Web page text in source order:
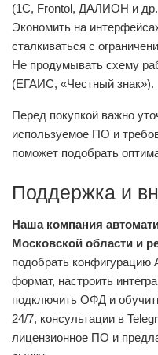
(1С, Frontol, ДАЛИОН и
Экономить на
сталкиваться с
Не продумывать схему
(ЕГАИС, «Честный знак»).
Перед покупкой важно
используемое ПО и
поможет подобрать
Поддержка и
Наша компания
Московской области и
подобрать
формат, настроить
подключить ОФД и
24/7, консультации в
лицензионное ПО и